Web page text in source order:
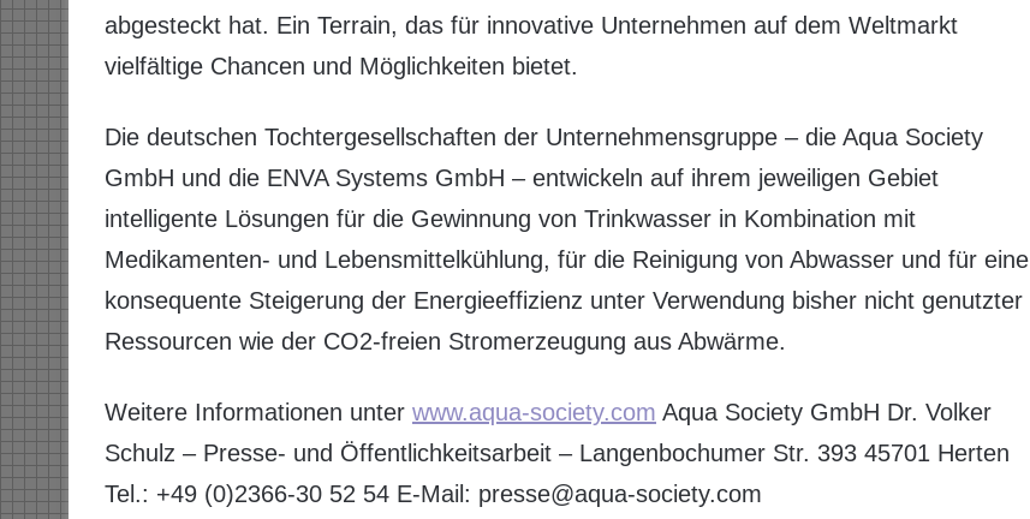
abgesteckt hat. Ein Terrain, das für innovative Unternehmen auf dem Weltmarkt
vielfältige Chancen und Möglichkeiten bietet.
Die deutschen Tochtergesellschaften der Unternehmensgruppe – die Aqua Society
GmbH und die ENVA Systems GmbH – entwickeln auf ihrem jeweiligen Gebiet
intelligente Lösungen für die Gewinnung von Trinkwasser in Kombination mit
Medikamenten- und Lebensmittelkühlung, für die Reinigung von Abwasser und für eine
konsequente Steigerung der Energieeffizienz unter Verwendung bisher nicht genutzter
Ressourcen wie der CO2-freien Stromerzeugung aus Abwärme.
Weitere Informationen unter www.aqua-society.com Aqua Society GmbH Dr. Volker
Schulz – Presse- und Öffentlichkeitsarbeit – Langenbochumer Str. 393 45701 Herten
Tel.: +49 (0)2366-30 52 54 E-Mail: presse@aqua-society.com